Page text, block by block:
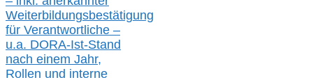
Weiterbildungsbestätigung
für Verantwortliche –
u.a. DORA-Ist-Stand
nach einem Jahr,
Rollen und interne